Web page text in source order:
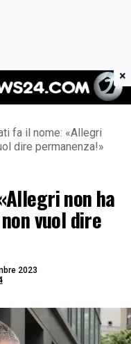
24
fa il nome: «Allegri
dire permanenza!»
non ha
vuol dire
2023
×